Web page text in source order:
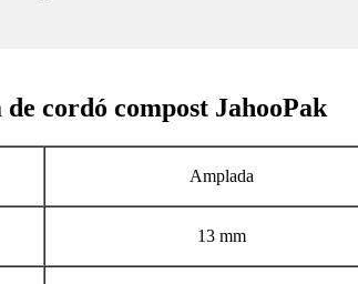
cordó compost JahooPak
Amplada
13 mm